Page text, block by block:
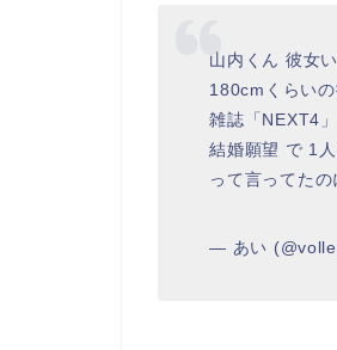
山内くん 彼女
180cmくらい
雑誌「NEXT4
結婚願望 で 1人
って言ってた
— あい